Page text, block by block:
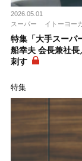
2026.05.01
スーパー
イトーヨー
特集「大手スー
船幸夫 会長兼社
刺す
特集